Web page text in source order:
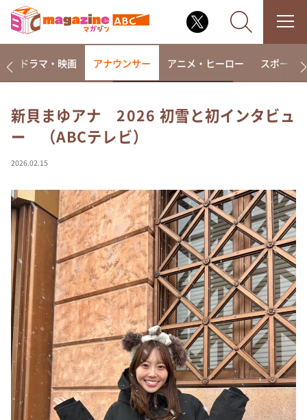
なるみ・岡村の過ぎるTV
相席食堂
～人生密着トークバラエティ！～ やすとものいたっ
て真剣です
探偵！ナイトスクープ
news おかえり
河合＆A.B.C-Z塚田×福井アナ「なんでやねん！？」
（news おかえり）
DAIGOも台所 ～きょうの献立 何にする？～
本日はダイアンなり！シーズン２
朝だ！生です旅サラダ
教えて！ニュースライブ 正義のミカタ
ＬＩＦＥ～夢のカタチ～
ドラマ・映画 アナウンサー アニメ・ヒーロー スポーツ
新貝まゆアナ 2026 初雪と初インタビュ
ー （ABCテレビ）
2026.02.15